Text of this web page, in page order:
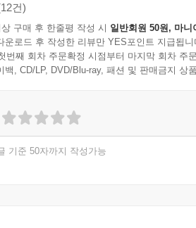
건)
구매 후 한줄평 작성 시 일반회원 50원, 마니
운로드 후 작성한 리뷰만 YES포인트 지급됩니
번째 회차 주문확정 시점부터 마지막 회차 주
백, CD/LP, DVD/Blu-ray, 패션 및 판매금지 상
기준 50자까지 작성가능